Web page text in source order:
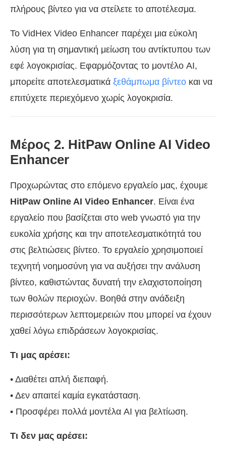
πλήρους βίντεο για να στείλετε το αποτέλεσμα.
Το VidHex Video Enhancer παρέχει μια εύκολη
λύση για τη σημαντική μείωση του αντίκτυπου των
εφέ λογοκρισίας. Εφαρμόζοντας το μοντέλο AI,
μπορείτε αποτελεσματικά ξεθάμπωμα βίντεο και να
επιτύχετε περιεχόμενο χωρίς λογοκρισία.
Μέρος 2. HitPaw Online AI Video
Enhancer
Προχωρώντας στο επόμενο εργαλείο μας, έχουμε
HitPaw Online AI Video Enhancer. Είναι ένα
εργαλείο που βασίζεται στο web γνωστό για την
ευκολία χρήσης και την αποτελεσματικότητά του
στις βελτιώσεις βίντεο. Το εργαλείο χρησιμοποιεί
τεχνητή νοημοσύνη για να αυξήσει την ανάλυση
βίντεο, καθιστώντας δυνατή την ελαχιστοποίηση
των θολών περιοχών. Βοηθά στην ανάδειξη
περισσότερων λεπτομερειών που μπορεί να έχουν
χαθεί λόγω επιδράσεων λογοκρισίας.
Τι μας αρέσει:
• Διαθέτει απλή διεπαφή.
• Δεν απαιτεί καμία εγκατάσταση.
• Προσφέρει πολλά μοντέλα AI για βελτίωση.
Τι δεν μας αρέσει: